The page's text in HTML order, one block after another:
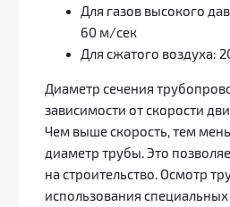
Для газов высокого
60 м/сек
Для сжатого воздуха:
Диаметр сечения
зависимости от скорости
Чем выше скорость, тем
диаметр трубы. Это
на строительство. Осмотр
использования